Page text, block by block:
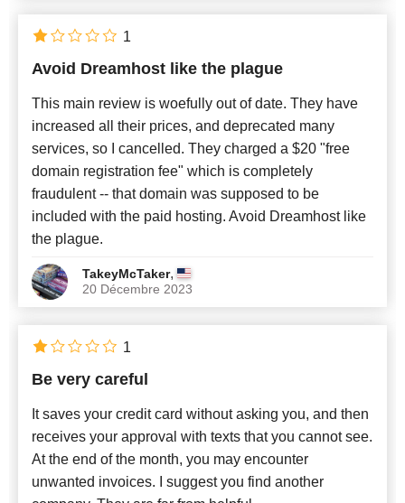
Avoid Dreamhost like the plague
This main review is woefully out of date. They have
increased all their prices, and deprecated many
services, so I cancelled. They charged a $20 "free
domain registration fee" which is completely
fraudulent -- that domain was supposed to be
included with the paid hosting. Avoid Dreamhost like
the plague.
TakeyMcTaker,
20 Décembre 2023
1
Be very careful
It saves your credit card without asking you, and then
receives your approval with texts that you cannot see.
At the end of the month, you may encounter
unwanted invoices. I suggest you find another
1